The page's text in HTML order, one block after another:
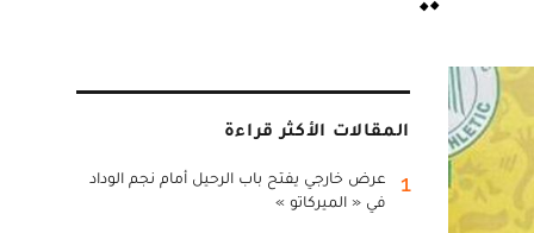
المقالات الأكثر قراءة
1
عرض خارجي يفتح باب الرحيل أمام نجم الوداد
في « الميركاتو »